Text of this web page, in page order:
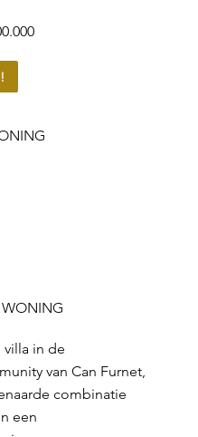
WONING
in de
van Can Furnet,
combinatie
een